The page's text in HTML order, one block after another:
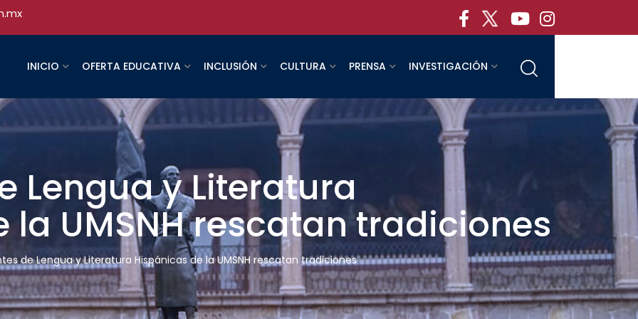
INICIO OFERTA EDUCATIVA INCLUSIÓN CULTURA PRENSA INVESTIGACIÓN
Lengua y Literatura
la UMSNH rescatan tradiciones
de Lengua y Literatura Hispánicas de la UMSNH rescatan tradiciones